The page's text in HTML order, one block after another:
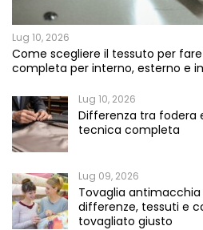
Lug 10, 2026
Come scegliere il tessuto per
completa per interno, esterno e
Lug 10, 2026
Differenza tra fodera
tecnica completa
Lug 09, 2026
Tovaglia
differenze, tessuti e
tovagliato giusto